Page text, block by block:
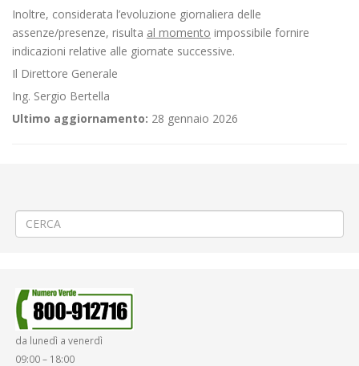
Inoltre, considerata l’evoluzione giornaliera delle
assenze/presenze, risulta al momento impossibile fornire
indicazioni relative alle giornate successive.
Il Direttore Generale
Ing. Sergio Bertella
Ultimo aggiornamento: 28 gennaio 2026
da lunedì a venerdì
09:00 – 18:00